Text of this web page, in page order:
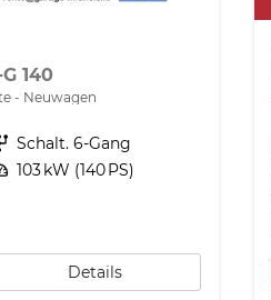
140
Neuwagen
Getriebe Schalt. 6-Gang
103 kW (140 PS)
Details